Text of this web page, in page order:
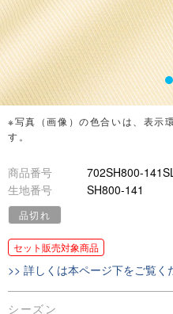
※写真（画像）の色合いは、表示
す。
商品番号
702SH800-
生地番号
SH800-141
品切れ
セット販売対象商品
>> 詳しくは本ページ下をご覧く
シーズン